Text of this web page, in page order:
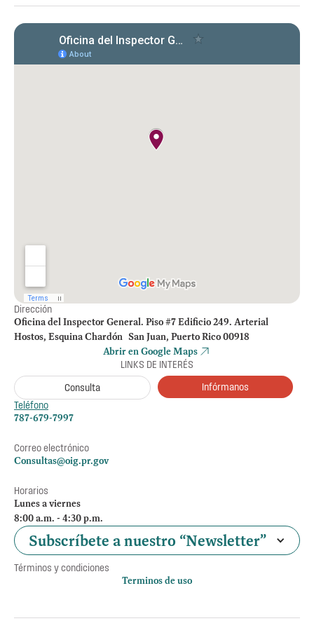
Dirección
Oficina del Inspector General. Piso #7 Edificio 249. Arterial
Hostos, Esquina Chardón San Juan, Puerto Rico 00918
Abrir en Google Maps
LINKS DE INTERÉS
Consulta
Infórmanos
Teléfono
787-679-7997
Correo electrónico
Consultas@oig.pr.gov
Horarios
Lunes a viernes
8:00 a.m. - 4:30 p.m.
Subscríbete a nuestro “Newsletter”
Términos y condiciones
Terminos de uso